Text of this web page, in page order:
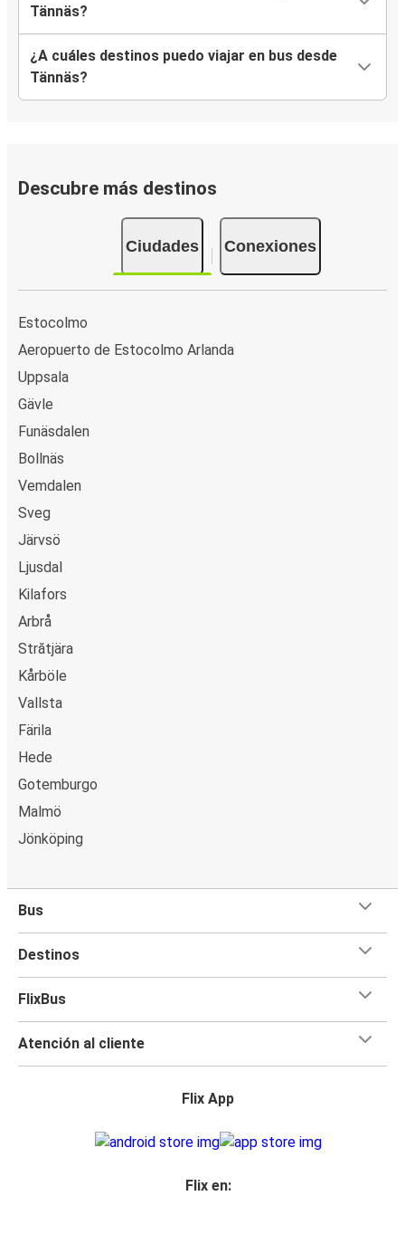
Tännäs?
¿A cuáles destinos puedo viajar en bus desde
Tännäs?
Descubre más destinos
Ciudades Conexiones
Estocolmo
Aeropuerto de Estocolmo Arlanda
Uppsala
Gävle
Funäsdalen
Bollnäs
Vemdalen
Sveg
Järvsö
Ljusdal
Kilafors
Arbrå
Strătjära
Kårböle
Vallsta
Färila
Hede
Gotemburgo
Malmö
Jönköping
Bus
Destinos
FlixBus
Atención al cliente
Flix App
Flix en: